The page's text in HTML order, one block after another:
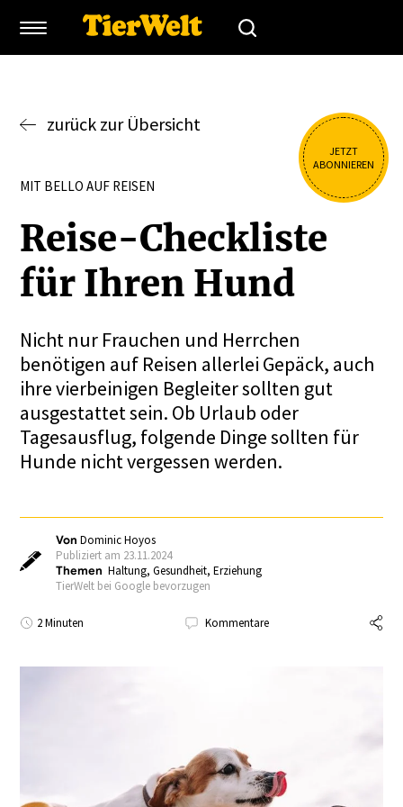
JETZT
ABONNIEREN
zurück zur Übersicht
MIT BELLO AUF REISEN
Reise-Check­liste
für Ihren Hund
Nicht nur Frauchen und Herrchen
benötigen auf Reisen allerlei Gepäck, auch
ihre vierbeinigen Begleiter sollten gut
ausgestattet sein. Ob Urlaub oder
Tagesausflug, folgende Dinge sollten für
Hunde nicht vergessen werden.
VonDominic Hoyos
Publiziert am 23.11.2024
Themen Haltung,Gesundheit,Erziehung
TierWelt bei Google bevorzugen
2 Minuten Kommentare